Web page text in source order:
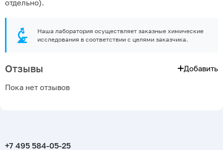
отдельно).
Наша лаборатория осуществляет заказные химические
исследования в соответствии с целями заказчика.
Отзывы Добавить
Пока нет отзывов